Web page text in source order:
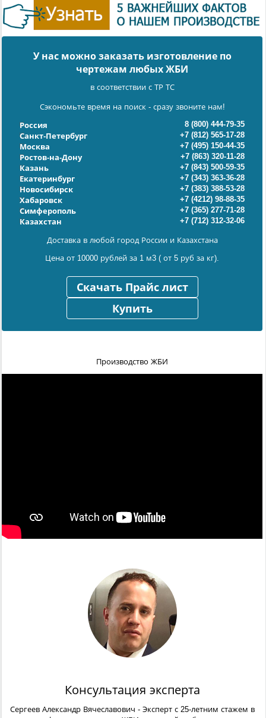
У нас можно заказать изготовление по
чертежам любых ЖБИ
в соответствии с ТР ТС
Сэкономьте время на поиск - сразу звоните нам!
Россия
8 (800) 444-79-35
Санкт-Петербург
+7 (812) 565-17-28
Москва
+7 (495) 150-44-35
Ростов-на-Дону
+7 (863) 320-11-28
Казань
+7 (843) 500-59-35
Екатеринбург
+7 (343) 363-36-28
Новосибирск
+7 (383) 388-53-28
Хабаровск
+7 (4212) 98-88-35
Симферополь
+7 (365) 277-71-28
Казахстан
+7 (712) 312-32-06
Доставка в любой город России и Казахстана
Цена от 10000 рублей за 1 м3 ( от 5 руб за кг).
Скачать Прайс лист
Купить
Производство ЖБИ
Консультация эксперта
Сергеев Александр Вячеславович - Эксперт с 25-летним стажем в